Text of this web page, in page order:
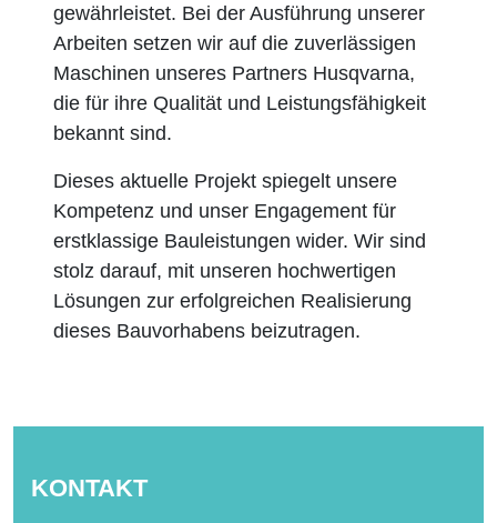
gewährleistet. Bei der Ausführung unserer
Arbeiten setzen wir auf die zuverlässigen
Maschinen unseres Partners Husqvarna,
die für ihre Qualität und Leistungsfähigkeit
bekannt sind.
Dieses aktuelle Projekt spiegelt unsere
Kompetenz und unser Engagement für
erstklassige Bauleistungen wider. Wir sind
stolz darauf, mit unseren hochwertigen
Lösungen zur erfolgreichen Realisierung
dieses Bauvorhabens beizutragen.
KONTAKT